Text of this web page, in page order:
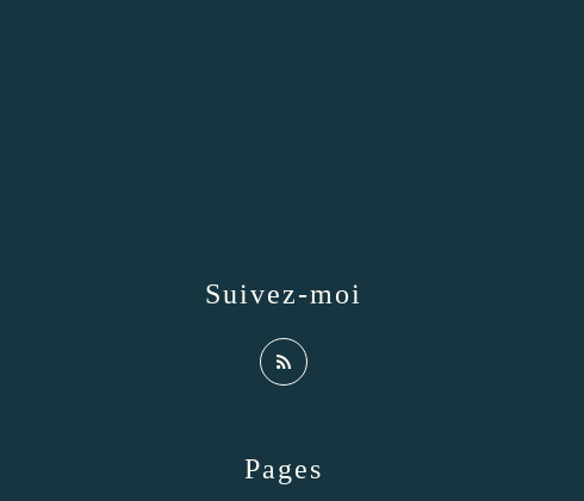
Pages
Suivez-moi